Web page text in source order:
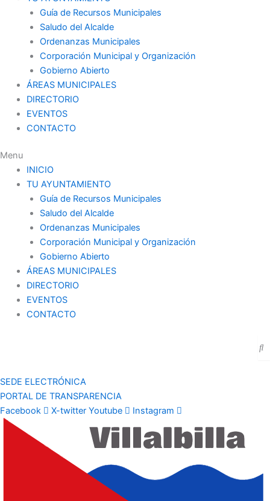
Guía de Recursos Municipales
Saludo del Alcalde
Ordenanzas Municipales
Corporación Municipal y Organización
Gobierno Abierto
ÁREAS MUNICIPALES
DIRECTORIO
EVENTOS
CONTACTO
Menu
INICIO
TU AYUNTAMIENTO
Guía de Recursos Municipales
Saludo del Alcalde
Ordenanzas Municipales
Corporación Municipal y Organización
Gobierno Abierto
ÁREAS MUNICIPALES
DIRECTORIO
EVENTOS
CONTACTO
SEDE ELECTRÓNICA
PORTAL DE TRANSPARENCIA
Facebook
X-twitter Youtube Instagram